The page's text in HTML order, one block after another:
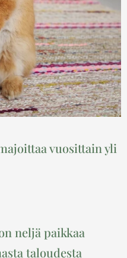
vuosittain yli
neljä paikkaa
taloudesta